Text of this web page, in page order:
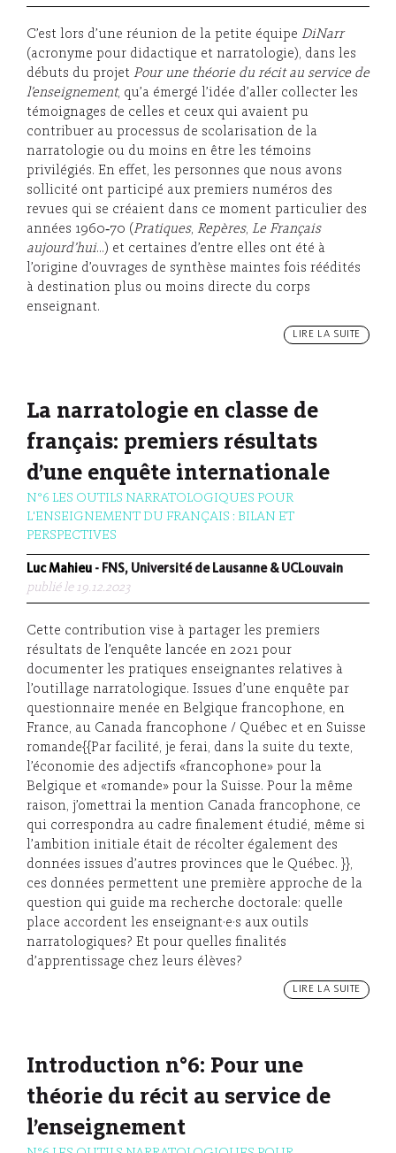
C’est lors d’une réunion de la petite équipe DiNarr
(acronyme pour didactique et narratologie), dans les
débuts du projet Pour une théorie du récit au service de
l’enseignement, qu’a émergé l’idée d’aller collecter les
témoignages de celles et ceux qui avaient pu
contribuer au processus de scolarisation de la
narratologie ou du moins en être les témoins
privilégiés. En effet, les personnes que nous avons
sollicité ont participé aux premiers numéros des
revues qui se créaient dans ce moment particulier des
années 1960‑70 (Pratiques, Repères, Le Français
aujourd’hui…) et certaines d’entre elles ont été à
l’origine d’ouvrages de synthèse maintes fois réédités
à destination plus ou moins directe du corps
enseignant.
LIRE LA SUITE
La narratologie en classe de
français: premiers résultats
d’une enquête internationale
N°6 LES OUTILS NARRATOLOGIQUES POUR
L'ENSEIGNEMENT DU FRANÇAIS : BILAN ET
PERSPECTIVES
Luc Mahieu - FNS, Université de Lausanne & UCLouvain
publié le 19.12.2023
Cette contribution vise à partager les premiers
résultats de l’enquête lancée en 2021 pour
documenter les pratiques enseignantes relatives à
l’outillage narratologique. Issues d’une enquête par
questionnaire menée en Belgique francophone, en
France, au Canada francophone / Québec et en Suisse
romande{{Par facilité, je ferai, dans la suite du texte,
l’économie des adjectifs «francophone» pour la
Belgique et «romande» pour la Suisse. Pour la même
raison, j’omettrai la mention Canada francophone, ce
qui correspondra au cadre finalement étudié, même si
l’ambition initiale était de récolter également des
données issues d’autres provinces que le Québec. }},
ces données permettent une première approche de la
question qui guide ma recherche doctorale: quelle
place accordent les enseignant·e·s aux outils
narratologiques? Et pour quelles finalités
d’apprentissage chez leurs élèves?
LIRE LA SUITE
Introduction n°6: Pour une
théorie du récit au service de
l’enseignement